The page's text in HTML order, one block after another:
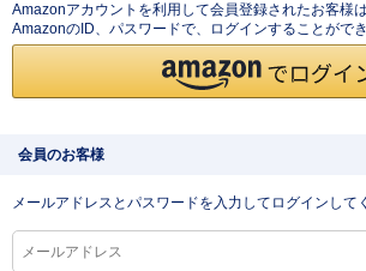
Amazonアカウントを利用して会員登録されたお客様は
AmazonのID、パスワードで、ログインすることができ
会員のお客様
メールアドレスとパスワードを入力してログインして